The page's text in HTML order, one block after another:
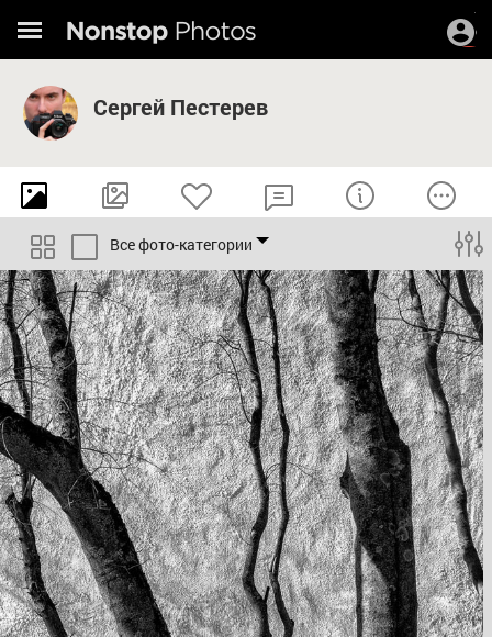
Сергей Пестерев
Все фото-категории